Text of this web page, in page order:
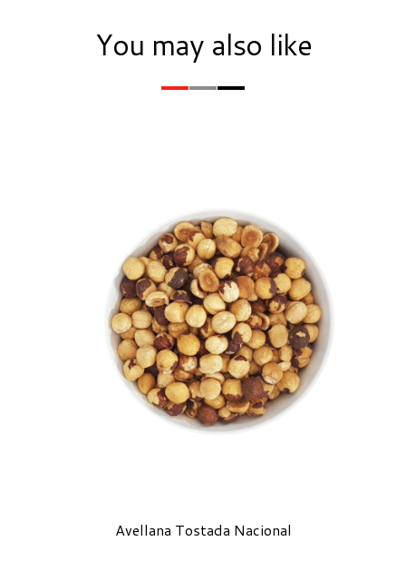
You may also like
Avellana Tostada Nacional